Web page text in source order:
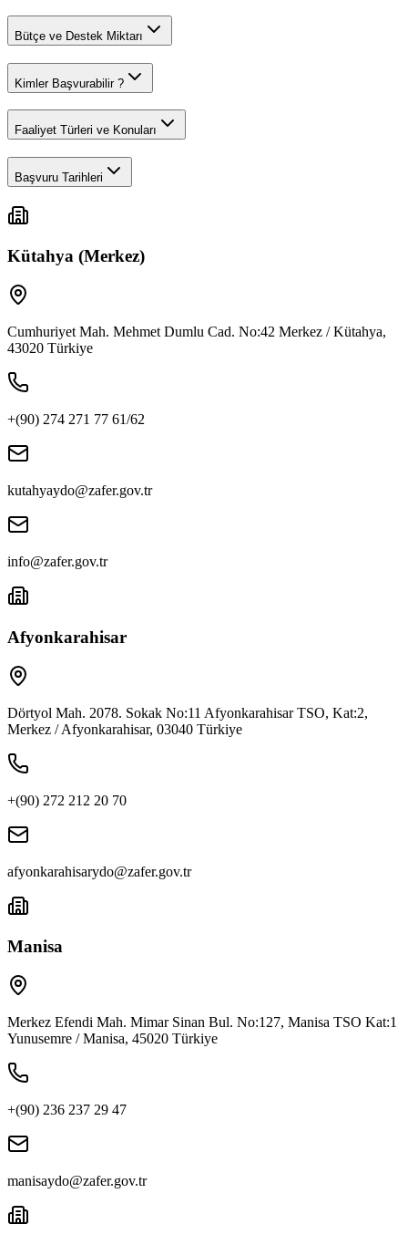
Bütçe ve Destek Miktarı
Kimler Başvurabilir ?
Faaliyet Türleri ve Konuları
Başvuru Tarihleri
Kütahya (Merkez)
Cumhuriyet Mah. Mehmet Dumlu Cad. No:42 Merkez / Kütahya,
43020 Türkiye
+(90) 274 271 77 61/62
kutahyaydo@zafer.gov.tr
info@zafer.gov.tr
Afyonkarahisar
Dörtyol Mah. 2078. Sokak No:11 Afyonkarahisar TSO, Kat:2,
Merkez / Afyonkarahisar, 03040 Türkiye
+(90) 272 212 20 70
afyonkarahisarydo@zafer.gov.tr
Manisa
Merkez Efendi Mah. Mimar Sinan Bul. No:127, Manisa TSO Kat:1
Yunusemre / Manisa, 45020 Türkiye
+(90) 236 237 29 47
manisaydo@zafer.gov.tr